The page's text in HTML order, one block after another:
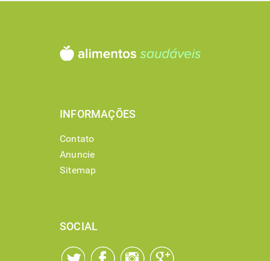
INFORMAÇÕES
Contato
Anuncie
Sitemap
SOCIAL